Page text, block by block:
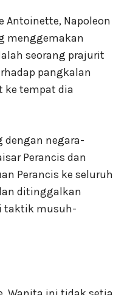
Antoinette, Napoleon
menggemakan
seorang prajurit
pangkalan
ke tempat dia
dengan negara-
Perancis dan
Perancis ke seluruh
ditinggalkan
taktik musuh-